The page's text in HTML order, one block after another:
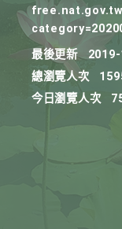
最後更新
總瀏覽人次
今日瀏覽人次